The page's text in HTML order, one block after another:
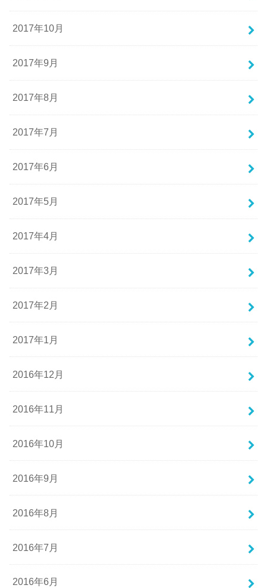
2017年10月
2017年9月
2017年8月
2017年7月
2017年6月
2017年5月
2017年4月
2017年3月
2017年2月
2017年1月
2016年12月
2016年11月
2016年10月
2016年9月
2016年8月
2016年7月
2016年6月